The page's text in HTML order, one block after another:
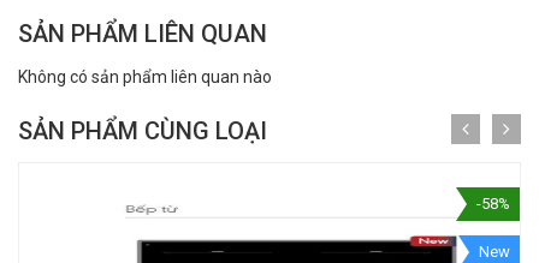
SẢN PHẨM LIÊN QUAN
Không có sản phẩm liên quan nào
SẢN PHẨM CÙNG LOẠI
-58%
New